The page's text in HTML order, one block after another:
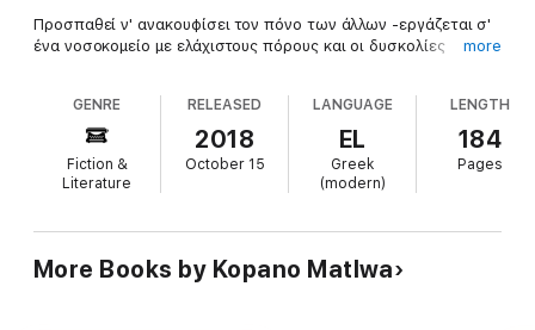
Προσπαθεί ν' ανακουφίσει τον πόνο των άλλων -εργάζεται σ'
ένα νοσοκομείο με ελάχιστους πόρους και οι δυσκολίες
τους έντονους πόνους της εμμηνόρροιας και την ντροπή που
συνδέεται μ' αυτή, το πένθος για την αυτοκτονία του αδελφού
της και τις πιέσεις μιας βαθιά θρησκευόμενης-αντιδραστικής
μητέρας που κάνει τα πάντα για να την απομακρύνει από τη
μοναδική της φίλη, τη Νιάσα.
Η έντονα πολιτικοποιημένη και μαχήτρια Νιάσα, με καταγωγή
από τη Ζιμπάμπουε, θ' ανοίξει τα μάτια της Μασετσάμπα
more
GENRE
Fiction &
Literature
RELEASED
2018
October 15
LANGUAGE
EL
Greek
(modern)
LENGTH
184
Pages
More Books by Kopano Matlwa